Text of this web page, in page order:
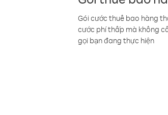
Gói cước thuê bao hàng
cước phí thấp mà không
gọi bạn đang thực hiện